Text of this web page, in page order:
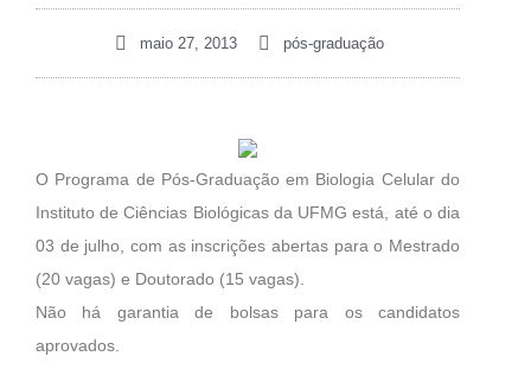
m
maio 27, 2013 pós-graduação
O Programa de Pós-Graduação em Biologia Celular do
Instituto de Ciências Biológicas da UFMG está, até o dia
03 de julho, com as inscrições abertas para o Mestrado
(20 vagas) e Doutorado (15 vagas).
Não há garantia de bolsas para os candidatos
aprovados.